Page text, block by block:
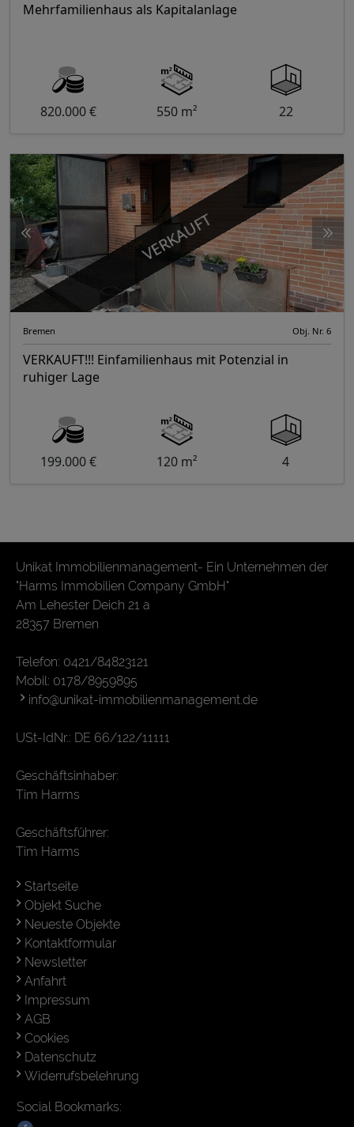
Mehrfamilienhaus als Kapitalanlage
820.000 € 550 m² 22
VERKAUFT
Bremen Obj. Nr. 6
VERKAUFT!!! Einfamilienhaus mit Potenzial in
ruhiger Lage
199.000 € 120 m² 4
Unikat Immobilienmanagement- Ein Unternehmen der
"Harms Immobilien Company GmbH"
Am Lehester Deich 21 a
28357 Bremen
Telefon: 0421/84823121
Mobil: 0178/8959895
info@unikat-immobilienmanagement.de
USt-IdNr.: DE 66/122/11111
Geschäftsinhaber:
Tim Harms
Geschäftsführer:
Tim Harms
Startseite
Objekt Suche
Neueste Objekte
Kontaktformular
Newsletter
Anfahrt
Impressum
AGB
Cookies
Datenschutz
Widerrufsbelehrung
Social Bookmarks: